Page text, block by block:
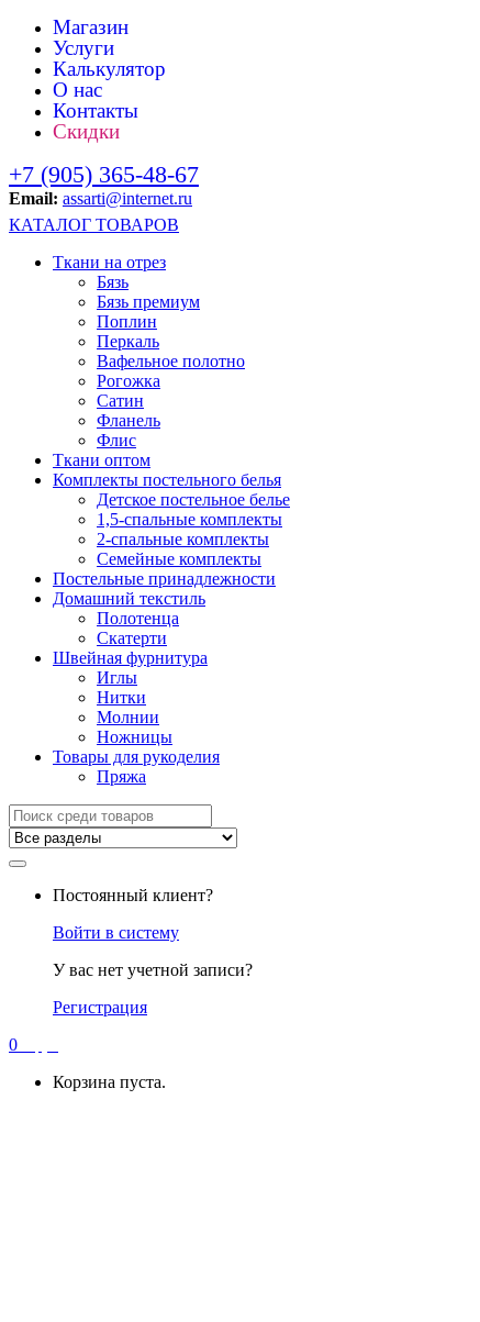
Магазин
Услуги
Калькулятор
О нас
Контакты
Скидки
+7 (905) 365-48-67
Email: assarti@internet.ru
КАТАЛОГ ТОВАРОВ
Ткани на отрез
Бязь
Бязь премиум
Поплин
Перкаль
Вафельное полотно
Рогожка
Сатин
Фланель
Флис
Ткани оптом
Комплекты постельного белья
Детское постельное белье
1,5-спальные комплекты
2-спальные комплекты
Семейные комплекты
Постельные принадлежности
Домашний текстиль
Полотенца
Скатерти
Швейная фурнитура
Иглы
Нитки
Молнии
Ножницы
Товары для рукоделия
Пряжа
Искать:
Постоянный клиент?
Войти в систему
У вас нет учетной записи?
Регистрация
0
Корзина пуста.